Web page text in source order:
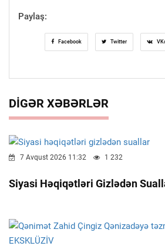
Paylaş:
Facebook Twitter
DIGƏR XƏBƏRLƏR
7 Avqust 2026 11:32 1 232
Siyasi Həqiqətləri Gizlədən